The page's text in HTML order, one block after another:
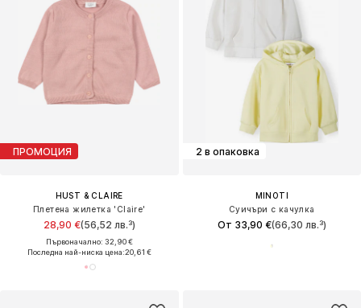
ПРОМОЦИЯ
HUST & CLAIRE
Плетена жилетка 'Claire'
28,90 €(56,52 лв.³)
Първоначално: 32,90 €
Последна най-ниска цена:20,61 €
2 в опаковка
MINOTI
Суичъри с качулка
От 33,90 €(66,30 лв.³)